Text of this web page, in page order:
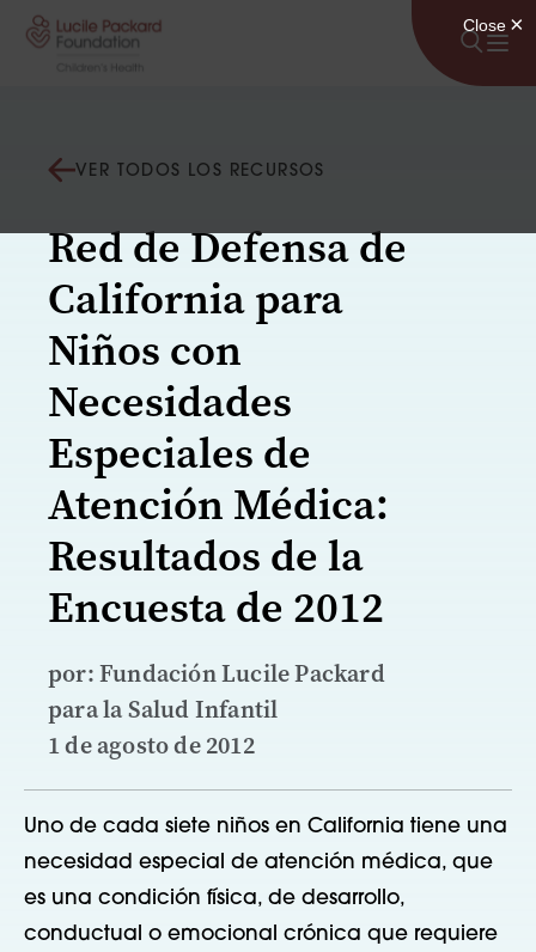
Saltar al contenido
VER TODOS LOS RECURSOS
Red de Defensa de
California para
Niños con
Necesidades
Especiales de
Atención Médica:
Resultados de la
Encuesta de 2012
por: Fundación Lucile Packard
para la Salud Infantil
1 de agosto de 2012
Uno de cada siete niños en California tiene una
necesidad especial de atención médica, que
es una condición física, de desarrollo,
conductual o emocional crónica que requiere